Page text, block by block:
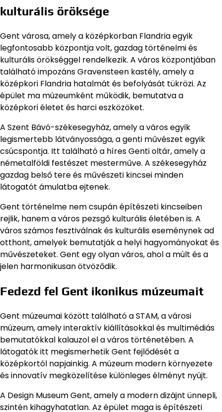
kulturális öröksége
Gent városa, amely a középkorban Flandria egyik
legfontosabb központja volt, gazdag történelmi és
kulturális örökséggel rendelkezik. A város központjában
található impozáns Gravensteen kastély, amely a
középkori Flandria hatalmát és befolyását tükrözi. Az
épület ma múzeumként működik, bemutatva a
középkori életet és harci eszközöket.
A Szent Bávó-székesegyház, amely a város egyik
legismertebb látványossága, a genti művészet egyik
csúcspontja. Itt található a híres Genti oltár, amely a
németalföldi festészet mesterműve. A székesegyház
gazdag belső tere és művészeti kincsei minden
látogatót ámulatba ejtenek.
Gent történelme nem csupán építészeti kincseiben
rejlik, hanem a város pezsgő kulturális életében is. A
város számos fesztiválnak és kulturális eseménynek ad
otthont, amelyek bemutatják a helyi hagyományokat és
művészeteket. Gent egy olyan város, ahol a múlt és a
jelen harmonikusan ötvöződik.
Fedezd fel Gent ikonikus múzeumait
Gent múzeumai között található a STAM, a városi
múzeum, amely interaktív kiállításokkal és multimédiás
bemutatókkal kalauzol el a város történetében. A
látogatók itt megismerhetik Gent fejlődését a
középkortól napjainkig. A múzeum modern környezete
és innovatív megközelítése különleges élményt nyújt.
A Design Museum Gent, amely a modern dizájnt ünnepli,
szintén kihagyhatatlan. Az épület maga is építészeti